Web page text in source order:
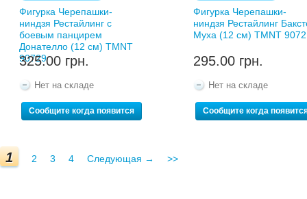
Фигурка Черепашки-
ниндзя Рестайлинг с
боевым панцирем
Донателло (12 см) TMNT
90729
325.00 грн.
Нет на складе
Сообщите когда появится
Фигурка Черепашки-
ниндзя Рестайлинг
Муха (12 см) TMNT
295.00 грн.
Нет на складе
Сообщите когда
1 2 3 4 Следующая → >>